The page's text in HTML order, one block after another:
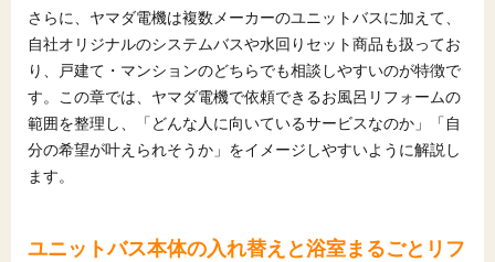
7.2 工事当日の流れとお風呂が使えない期間の目安
8 ヤマダ電機でお風呂リフォームを検討するときの
注意点と相談のコツ
8.1
予算・優先順位・イメージを整理してから相談
する
8.2 店舗・テレビショッピング・オンライン相談そ
向いていない人の目安
さらに、ヤマダ電機は複数メーカーのユニットバスに加えて、
自社オリジナルのシステムバスや水回りセット商品も扱ってお
り、戸建て・マンションのどちらでも相談しやすいのが特徴で
す。この章では、ヤマダ電機で依頼できるお風呂リフォームの
範囲を整理し、「どんな人に向いているサービスなのか」「自
分の希望が叶えられそうか」をイメージしやすいように解説し
ます。
ユニットバス本体の入れ替えと浴室まるごとリフ